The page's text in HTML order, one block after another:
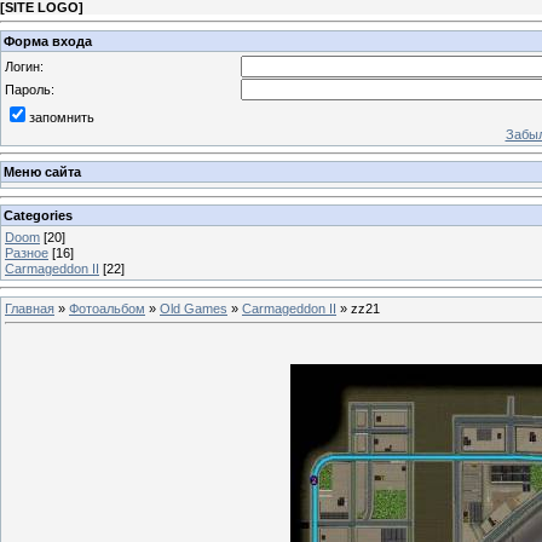
[SITE LOGO]
Форма входа
Логин:
Пароль:
запомнить
Меню сайта
Categories
Doom [20]
Разное [16]
Carmageddon II [22]
Главная » Фотоальбом » Old Games » Carmageddon II » zz21